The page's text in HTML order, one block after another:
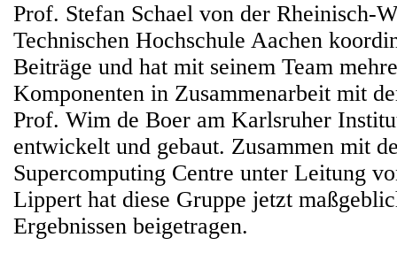
Prof. Stefan Schael von der Rheinisch-
Technischen Hochschule Aachen
Beiträge und hat mit seinem Team
Komponenten in Zusammenarbeit mit
Prof. Wim de Boer am Karlsruher
entwickelt und gebaut. Zusammen mit
Supercomputing Centre unter Leitung
Lippert hat diese Gruppe jetzt
Ergebnissen beigetragen.